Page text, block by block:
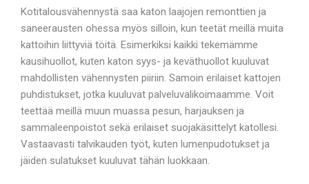
Kotitalousvähennystä saa katon laajojen remonttien ja
saneerausten ohessa myös silloin, kun teetät meillä muita
kattoihin liittyviä töitä. Esimerkiksi kaikki tekemämme
kausihuollot, kuten katon syys- ja keväthuollot kuuluvat
mahdollisten vähennysten piiriin. Samoin erilaiset kattojen
puhdistukset, jotka kuuluvat palveluvalikoimaamme. Voit
teettää meillä muun muassa pesun, harjauksen ja
sammaleenpoistot sekä erilaiset suojakäsittelyt katollesi.
Vastaavasti talvikauden työt, kuten lumenpudotukset ja
jäiden sulatukset kuuluvat tähän luokkaan.